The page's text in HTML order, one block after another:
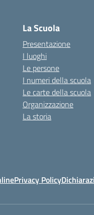
La Scuola
Presentazione
I luoghi
Le persone
I numeri della scuola
Le carte della scuola
Organizzazione
La storia
Privacy Policy